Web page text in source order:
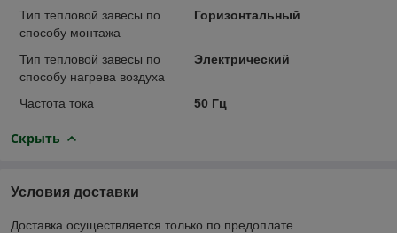
Тип тепловой завесы по
способу монтажа
Горизонтальный
Тип тепловой завесы по
способу нагрева воздуха
Электрический
Частота тока 50 Гц
Скрыть
Условия доставки
Доставка осуществляется только по предоплате.